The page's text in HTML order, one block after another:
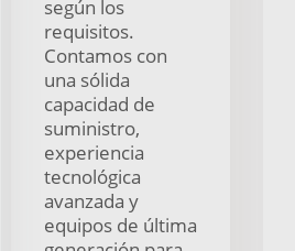
según los
requisitos.
Contamos con
una sólida
capacidad de
suministro,
experiencia
tecnológica
avanzada y
equipos de última